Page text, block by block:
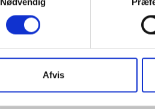
Afvis
således ikke et formål
Offentlige udbud
Den foreslåede § 12
til at fastsætte regler
enheder i forbindelse
sikre